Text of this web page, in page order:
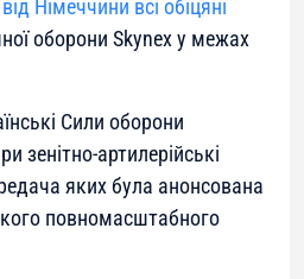
Німеччини всі обіцяні
оборони Skynex у межах
Сили оборони
зенітно-артилерійські
яких була анонсована
повномасштабного